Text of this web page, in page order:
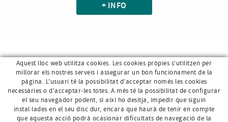
+ INFO
Aquest lloc web utilitza cookies. Les cookies pròpies s'utilitzen per
millorar els nostres serveis i assegurar un bon funcionament de la
pàgina. L'usuari té la possibilitat d'acceptar només les cookies
necessàries o d'acceptar-les totes. A més té la possibilitat de configurar
el seu navegador podent, si així ho desitja, impedir que siguin
instal·lades en el seu disc dur, encara que haurà de tenir en compte
que aquesta acció podrà ocasionar dificultats de navegació de la